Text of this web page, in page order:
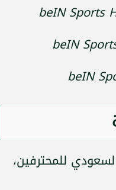
beIN Sports
beIN
beIN
الجولة الـ32 من الدوري السعودي للمحترفين،